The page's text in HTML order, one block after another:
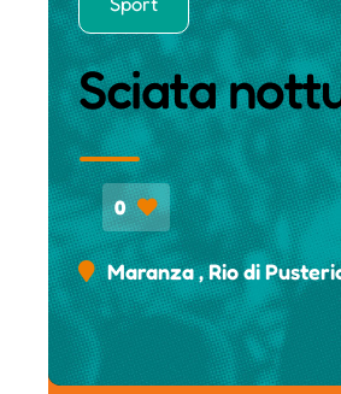
Sciata
0
Maranza , Rio di